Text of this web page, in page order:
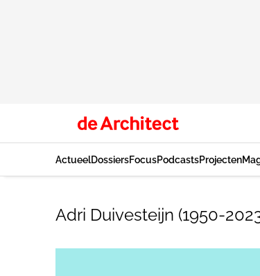
ActueelDossiersFocusPodcastsProjecten
Adri Duivesteijn (1950-